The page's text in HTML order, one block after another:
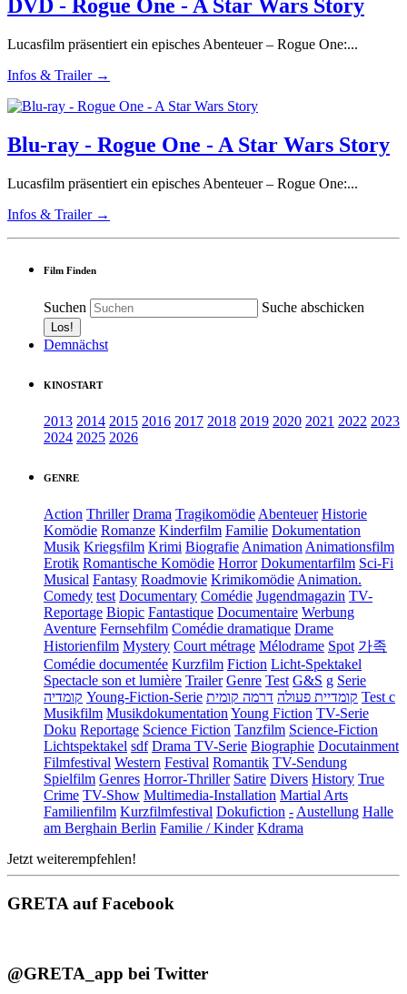
DVD - Rogue One - A Star Wars Story
Lucasfilm präsentiert ein episches Abenteuer – Rogue One:...
Infos & Trailer →
Blu-ray - Rogue One - A Star Wars Story
Lucasfilm präsentiert ein episches Abenteuer – Rogue One:...
Infos & Trailer →
Film Finden
Suchen Suche abschicken
Demnächst
KINOSTART
2013 2014 2015 2016 2017 2018 2019 2020 2021 2022 2023
2024 2025 2026
GENRE
Action Thriller Drama Tragikomödie Abenteuer Historie
Komödie Romanze Kinderfilm Familie Dokumentation
Musik Kriegsfilm Krimi Biografie Animation Animationsfilm
Erotik Romantische Komödie Horror Dokumentarfilm Sci-Fi
Musical Fantasy Roadmovie Krimikomödie Animation.
Comedy test Documentary Comédie Jugendmagazin TV-
Reportage Biopic Fantastique Documentaire Werbung
Aventure Fernsehfilm Comédie dramatique Drame
Historienfilm Mystery Court métrage Mélodrame Spot 가족
Comédie documentée Kurzfilm Fiction Licht-Spektakel
Spectacle son et lumière Trailer Genre Test G&S g Serie
קומדיה Young-Fiction-Serie קומדיית פעולה דרמה קומית
Test c
Musikfilm Musikdokumentation Young Fiction TV-Serie
Doku Reportage Science Fiction Tanzfilm Science-Fiction
Lichtspektakel sdf Drama TV-Serie Biographie Docutainment
Filmfestival Western Festival Romantik TV-Sendung
Spielfilm Genres Horror-Thriller Satire Divers History True
Crime TV-Show Multimedia-Installation Martial Arts
Familienfilm Kurzfilmfestival Dokufiction - Austellung Halle
am Berghain Berlin Familie / Kinder Kdrama
Jetzt weiterempfehlen!
GRETA auf Facebook
@GRETA_app bei Twitter